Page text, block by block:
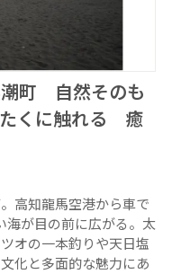
潮町 自然そのも
たくに触れる 癒
高知龍馬空港から車で
海が目の前に広がる。太
オの一本釣りや天日塩
化と多面的な魅力にあ